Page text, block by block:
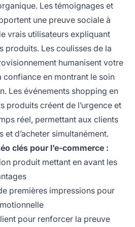
Les témoignages et
une preuve sociale à
vrais utilisateurs expliquant
produits. Les coulisses de la
humanisent votre
confiance en montrant le soin
Les événements shopping en
produits créent de l’urgence et
réel, permettant aux clients
et d’acheter simultanément.
clés pour l’e-commerce :
produit mettant en avant les
premières impressions pour
pour renforcer la preuve